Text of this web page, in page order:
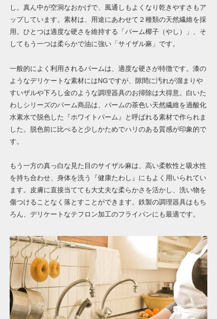
し。真ん中が空洞なおかげで、風通しもよくなり乾きやすさもア
ップしています。素材は、用途にあわせて２種類の天然繊維を採
用。ひとつは適度な硬さを維持する「パーム椰子（やし）」、そ
してもう一つは柔らかで油に強い「サイザル麻」です。
一般的によく利用されるパームは、適度な硬さが特徴です。漆の
ようなデリケートな素材にはNGですが、隙間に汚れが溜まりや
すいザルや下ろし金のような調理器具のお掃除は大得意。白いた
わしシリーズのパーム商品は、パームの茶色い天然繊維を過酸化
水素水で脱色した『ホワイトパーム』と呼ばれる素材で作られま
した。脱色前に比べると少しかためでハリのある質感が印象的で
す。
もう一方の真っ白な見た目のサイザル麻は、高い柔軟性と吸水性
を持ち合わせ、身体を洗う『健康たわし』にもよく用いられてい
ます。皮膚に直接当てても大丈夫な柔らかさを活かし、洗い物を
傷つけることなく落とすことができます。鉄製の調理器具はもち
ろん、デリケートなテフロン加工のフライパンにも最適です。